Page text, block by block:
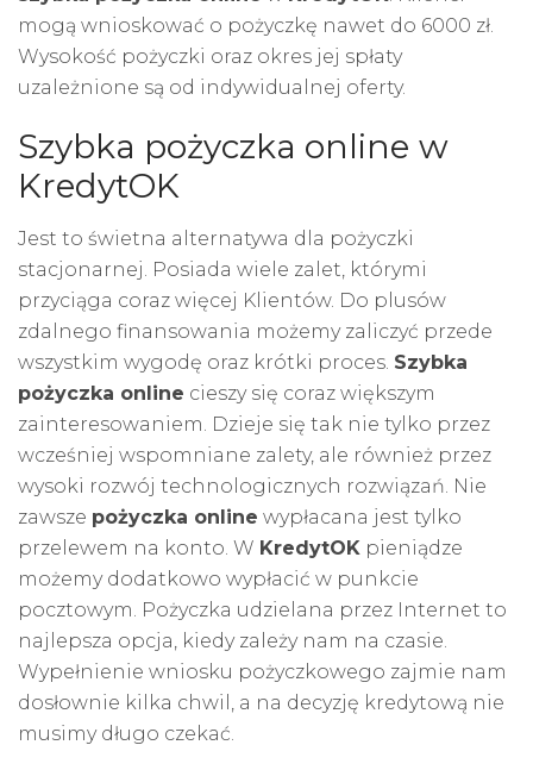
mogą wnioskować o pożyczkę nawet do 6000 zł.
Wysokość pożyczki oraz okres jej spłaty
uzależnione są od indywidualnej oferty.
Szybka pożyczka online w
KredytOK
Jest to świetna alternatywa dla pożyczki
stacjonarnej. Posiada wiele zalet, którymi
przyciąga coraz więcej Klientów. Do plusów
zdalnego finansowania możemy zaliczyć przede
wszystkim wygodę oraz krótki proces. Szybka
pożyczka online cieszy się coraz większym
zainteresowaniem. Dzieje się tak nie tylko przez
wcześniej wspomniane zalety, ale również przez
wysoki rozwój technologicznych rozwiązań. Nie
zawsze pożyczka online wypłacana jest tylko
przelewem na konto. W KredytOK pieniądze
możemy dodatkowo wypłacić w punkcie
pocztowym. Pożyczka udzielana przez Internet to
najlepsza opcja, kiedy zależy nam na czasie.
Wypełnienie wniosku pożyczkowego zajmie nam
dosłownie kilka chwil, a na decyzję kredytową nie
musimy długo czekać.